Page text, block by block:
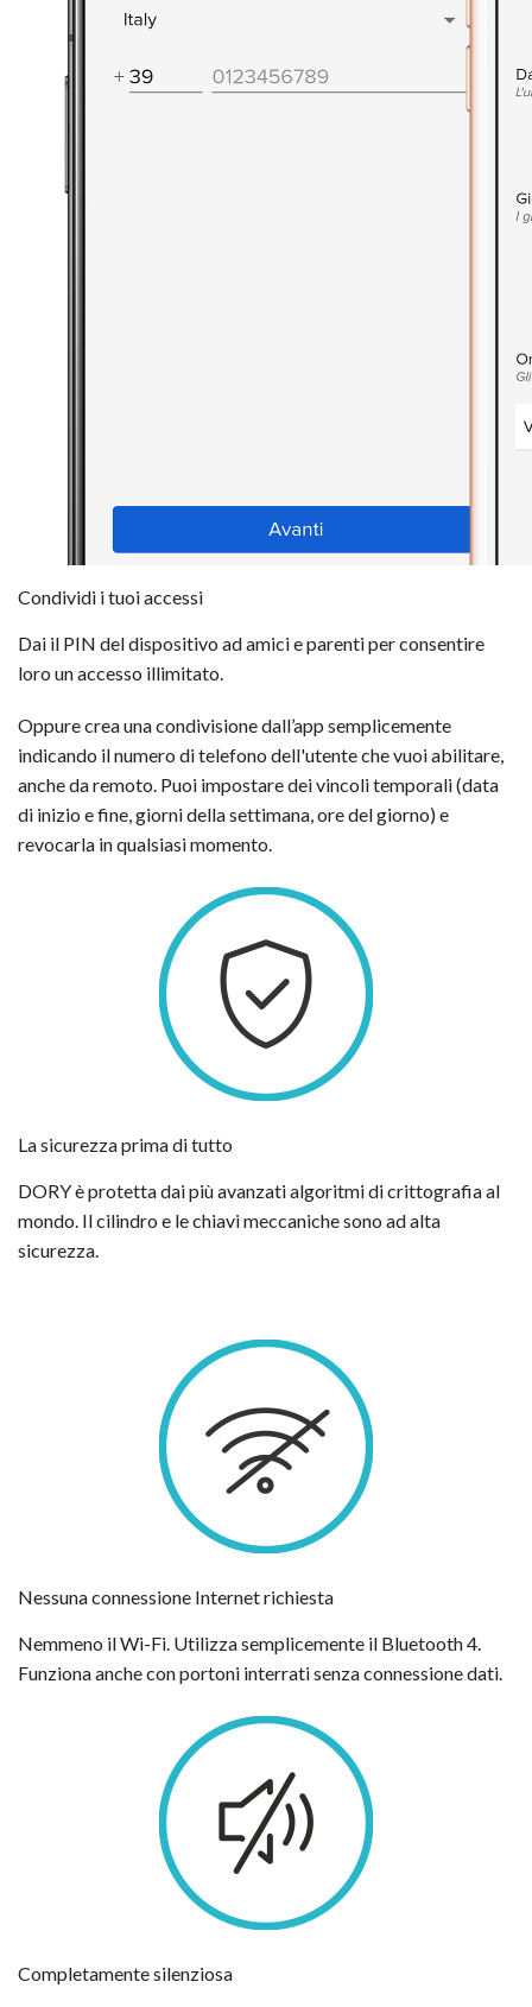
Condividi i tuoi accessi
Dai il PIN del dispositivo ad amici e parenti per consentire
loro un accesso illimitato.
Oppure crea una condivisione dall’app semplicemente
indicando il numero di telefono dell'utente che vuoi abilitare,
anche da remoto. Puoi impostare dei vincoli temporali (data
di inizio e fine, giorni della settimana, ore del giorno) e
revocarla in qualsiasi momento.
La sicurezza prima di tutto
DORY è protetta dai più avanzati algoritmi di crittografia al
mondo. Il cilindro e le chiavi meccaniche sono ad alta
sicurezza.
Nessuna connessione Internet richiesta
Nemmeno il Wi-Fi. Utilizza semplicemente il Bluetooth 4.
Funziona anche con portoni interrati senza connessione dati.
Completamente silenziosa